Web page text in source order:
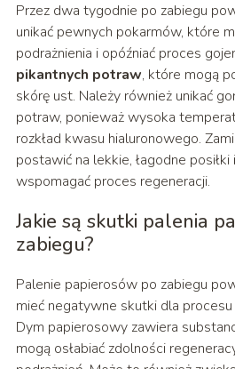
Przez dwa tygodnie po zabiegu
unikać pewnych pokarmów, które
podrażnienia i opóźniać proces
pikantnych potraw, które mogą
skórę ust. Należy również unikać
potraw, ponieważ wysoka
rozkład kwasu hialuronowego.
postawić na lekkie, łagodne
wspomagać proces regeneracji.
Jakie są skutki palenia
zabiegu?
Palenie papierosów po zabiegu
mieć negatywne skutki dla procesu
Dym papierosowy zawiera
mogą osłabiać zdolności